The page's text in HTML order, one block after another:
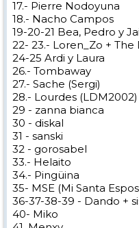
17.- Pierre Nodoyuna
18.- Nacho Campos
19-20-21 Bea, Pedro y
22- 23.- Loren_Zo + The
24-25 Ardi y Laura
26.- Tombaway
27.- Sache (Sergi)
28.- Lourdes (LDM2002)
29 - zanna bianca
30 - diskal
31 - sanski
32 - gorosabel
33.- Helaito
34.- Pingüina
35- MSE (Mi Santa
36-37-38-39 - Dando +
40- Miko